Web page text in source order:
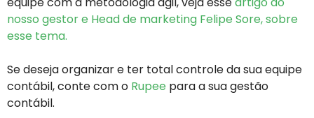
nosso gestor e Head de marketing Felipe Sore, sobre
esse tema.
Se deseja organizar e ter total controle da sua equipe
contábil, conte com o Rupee para a sua gestão
contábil.